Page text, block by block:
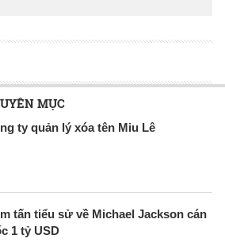
MỤC
ty quản lý xóa tên Miu Lê
tấn tiểu sử về Michael Jackson cán
1 tỷ USD